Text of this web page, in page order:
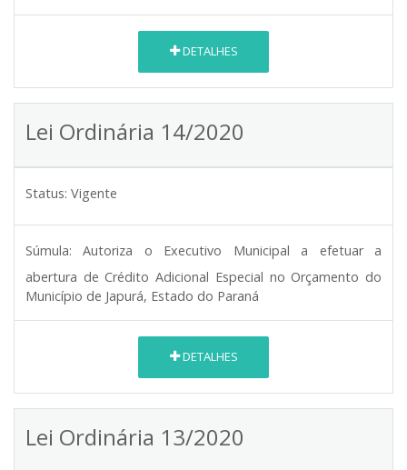
DETALHES
Lei Ordinária 14/2020
Status: Vigente
Súmula:
Autoriza o Executivo Municipal a efetuar a
abertura de Crédito Adicional Especial no Orçamento do
Município de Japurá, Estado do Paraná
DETALHES
Lei Ordinária 13/2020